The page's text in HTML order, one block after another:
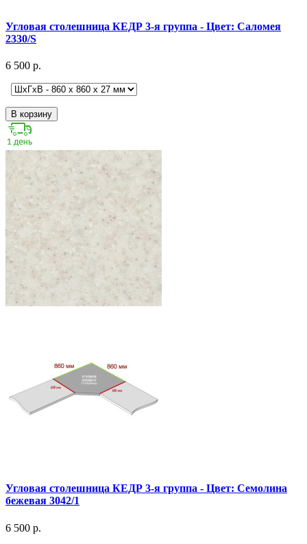
Угловая столешница КЕДР 3-я группа - Цвет: Саломея
2330/S
6 500 р.
В корзину
Угловая столешница КЕДР 3-я группа - Цвет: Семолина
бежевая 3042/1
6 500 р.